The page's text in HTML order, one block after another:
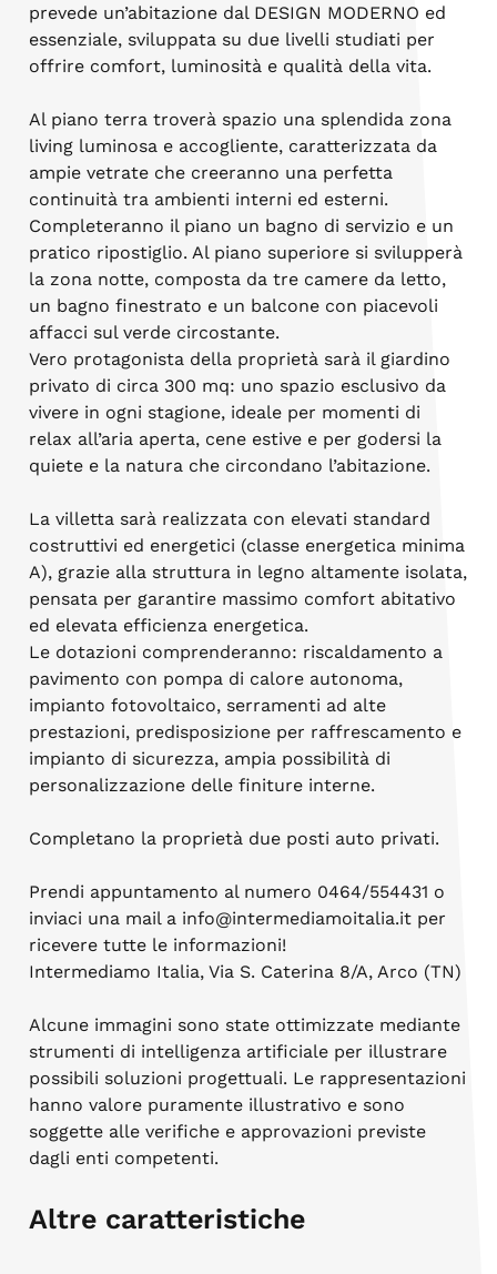
prevede un’abitazione dal DESIGN MODERNO ed
essenziale, sviluppata su due livelli studiati per
offrire comfort, luminosità e qualità della vita.
Al piano terra troverà spazio una splendida zona
living luminosa e accogliente, caratterizzata da
ampie vetrate che creeranno una perfetta
continuità tra ambienti interni ed esterni.
Completeranno il piano un bagno di servizio e un
pratico ripostiglio. Al piano superiore si svilupperà
la zona notte, composta da tre camere da letto,
un bagno finestrato e un balcone con piacevoli
affacci sul verde circostante.
Vero protagonista della proprietà sarà il giardino
privato di circa 300 mq: uno spazio esclusivo da
vivere in ogni stagione, ideale per momenti di
relax all’aria aperta, cene estive e per godersi la
quiete e la natura che circondano l’abitazione.
La villetta sarà realizzata con elevati standard
costruttivi ed energetici (classe energetica minima
A), grazie alla struttura in legno altamente isolata,
pensata per garantire massimo comfort abitativo
ed elevata efficienza energetica.
Le dotazioni comprenderanno: riscaldamento a
pavimento con pompa di calore autonoma,
impianto fotovoltaico, serramenti ad alte
prestazioni, predisposizione per raffrescamento e
impianto di sicurezza, ampia possibilità di
personalizzazione delle finiture interne.
Completano la proprietà due posti auto privati.
Prendi appuntamento al numero 0464/554431 o
inviaci una mail a info@intermediamoitalia.it per
ricevere tutte le informazioni!
Intermediamo Italia, Via S. Caterina 8/A, Arco (TN)
Alcune immagini sono state ottimizzate mediante
strumenti di intelligenza artificiale per illustrare
possibili soluzioni progettuali. Le rappresentazioni
hanno valore puramente illustrativo e sono
soggette alle verifiche e approvazioni previste
dagli enti competenti.
Altre caratteristiche